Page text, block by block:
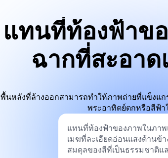
แทนที่ท้องฟ้าข
ฉากที่สะอา
พื้นหลังที่ล้างออกสามารถทำให้ภาพถ่ายที่แข็งแ
พระอาทิตย์ตกหรือสีฟ้